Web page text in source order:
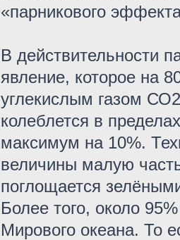
«парникового
В действительности
явление, которое на
углекислым газом
колеблется в
максимум на 10%.
величины малую
поглощается
Более того, около
Мирового океана. То